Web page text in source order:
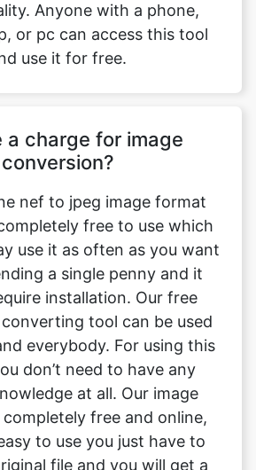
a charge for image
free to use which
use it as often as you want
a single penny and it
installation. Our free
tool can be used
everybody. For using this
don’t need to have any
at all. Our image
free and online,
to use you just have to
file and you will get a
jpeg image format file.